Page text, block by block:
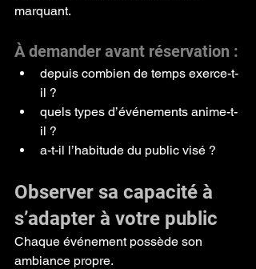
marquant.
À demander avant réservation :
depuis combien de temps exerce-t-
il ?
quels types d’événements anime-t-
il ?
a-t-il l’habitude du public visé ?
Observer sa capacité à
s’adapter à votre public
Chaque événement possède son
ambiance propre.